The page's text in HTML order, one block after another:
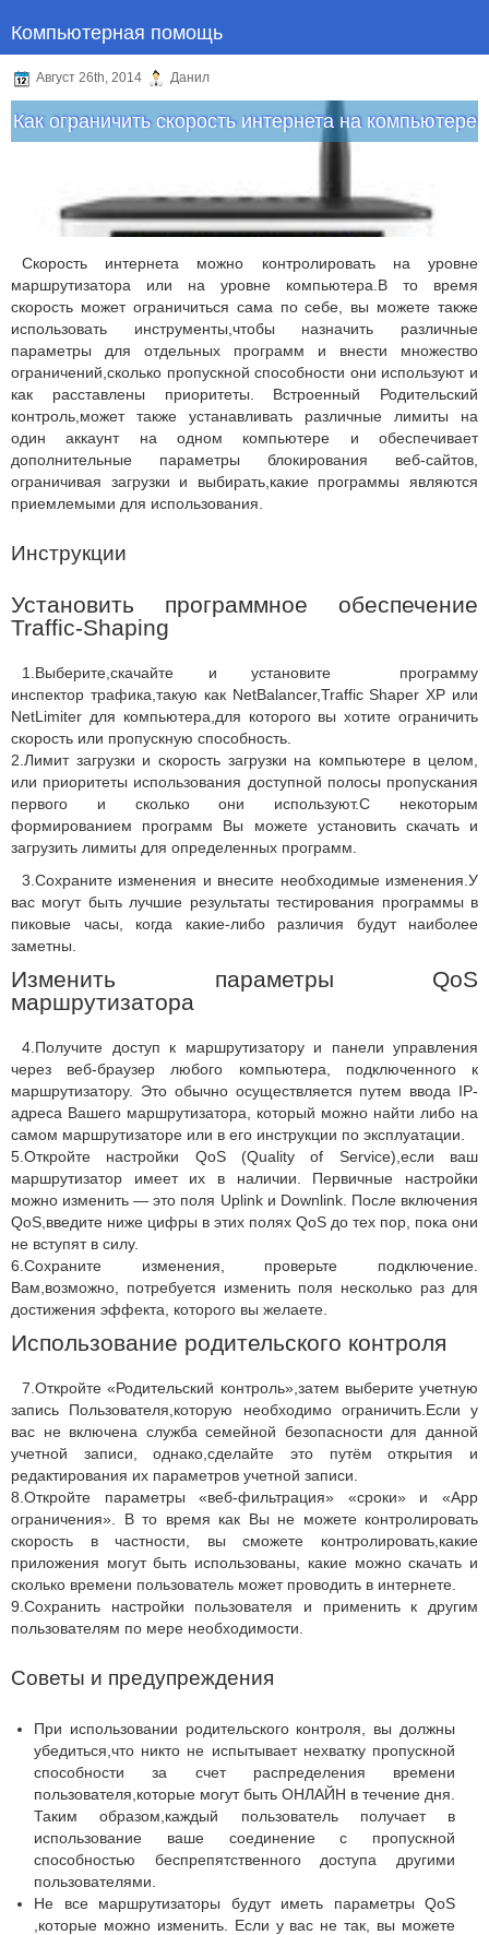
Компьютерная помощь
Август 26th, 2014 Данил
Как ограничить скорость интернета на компьютере
Скорость интернета можно контролировать на уровне
маршрутизатора или на уровне компьютера.В то время
скорость может ограничиться сама по себе, вы можете также
использовать инструменты,чтобы назначить различные
параметры для отдельных программ и внести множество
ограничений,сколько пропускной способности они используют и
как расставлены приоритеты. Встроенный Родительский
контроль,может также устанавливать различные лимиты на
один аккаунт на одном компьютере и обеспечивает
дополнительные параметры блокирования веб-сайтов,
ограничивая загрузки и выбирать,какие программы являются
приемлемыми для использования.
Инструкции
Установить программное обеспечение
Traffic-Shaping
1.Выберите,скачайте и установите программу
инспектор трафика,такую как NetBalancer,Traffic Shaper XP или
NetLimiter для компьютера,для которого вы хотите ограничить
скорость или пропускную способность.
2.Лимит загрузки и скорость загрузки на компьютере в целом,
или приоритеты использования доступной полосы пропускания
первого и сколько они используют.С некоторым
формированием программ Вы можете установить скачать и
загрузить лимиты для определенных программ.
3.Сохраните изменения и внесите необходимые изменения.У
вас могут быть лучшие результаты тестирования программы в
пиковые часы, когда какие-либо различия будут наиболее
заметны.
Изменить параметры QoS
маршрутизатора
4.Получите доступ к маршрутизатору и панели управления
через веб-браузер любого компьютера, подключенного к
маршрутизатору. Это обычно осуществляется путем ввода IP-
адреса Вашего маршрутизатора, который можно найти либо на
самом маршрутизаторе или в его инструкции по эксплуатации.
5.Откройте настройки QoS (Quality of Service),если ваш
маршрутизатор имеет их в наличии. Первичные настройки
можно изменить — это поля Uplink и Downlink. После включения
QoS,введите ниже цифры в этих полях QoS до тех пор, пока они
не вступят в силу.
6.Сохраните изменения, проверьте подключение.
Вам,возможно, потребуется изменить поля несколько раз для
достижения эффекта, которого вы желаете.
Использование родительского контроля
7.Откройте «Родительский контроль»,затем выберите учетную
запись Пользователя,которую необходимо ограничить.Если у
вас не включена служба семейной безопасности для данной
учетной записи, однако,сделайте это путём открытия и
редактирования их параметров учетной записи.
8.Откройте параметры «веб-фильтрация» «сроки» и «App
ограничения». В то время как Вы не можете контролировать
скорость в частности, вы сможете контролировать,какие
приложения могут быть использованы, какие можно скачать и
сколько времени пользователь может проводить в интернете.
9.Сохранить настройки пользователя и применить к другим
пользователям по мере необходимости.
Советы и предупреждения
При использовании родительского контроля, вы должны
убедиться,что никто не испытывает нехватку пропускной
способности за счет распределения времени
пользователя,которые могут быть ОНЛАЙН в течение дня.
Таким образом,каждый пользователь получает в
использование ваше соединение с пропускной
способностью беспрепятственного доступа другими
пользователями.
Не все маршрутизаторы будут иметь параметры QoS
,которые можно изменить. Если у вас не так, вы можете